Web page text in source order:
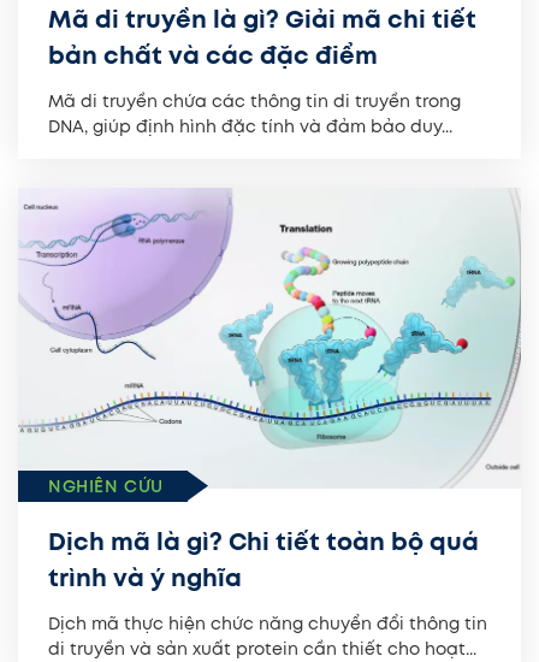
Mã di truyền là gì? Giải mã chi tiết
bản chất và các đặc điểm
Mã di truyền chứa các thông tin di truyền trong
DNA, giúp định hình đặc tính và đảm bảo duy...
NGHIÊN CỨU
Dịch mã là gì? Chi tiết toàn bộ quá
trình và ý nghĩa
Dịch mã thực hiện chức năng chuyển đổi thông tin
di truyền và sản xuất protein cần thiết cho hoạt...